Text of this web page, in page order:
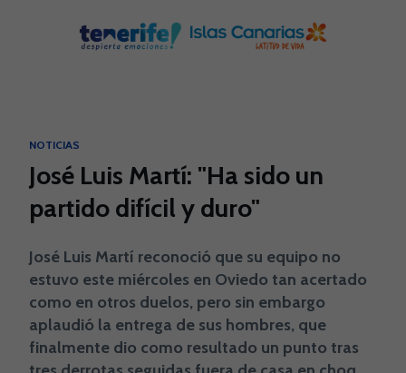
NOTICIAS
José Luis Martí: "Ha sido un
partido difícil y duro"
José Luis Martí reconoció que su equipo no
estuvo este miércoles en Oviedo tan acertado
como en otros duelos, pero sin embargo
aplaudió la entrega de sus hombres, que
finalmente dio como resultado un punto tras